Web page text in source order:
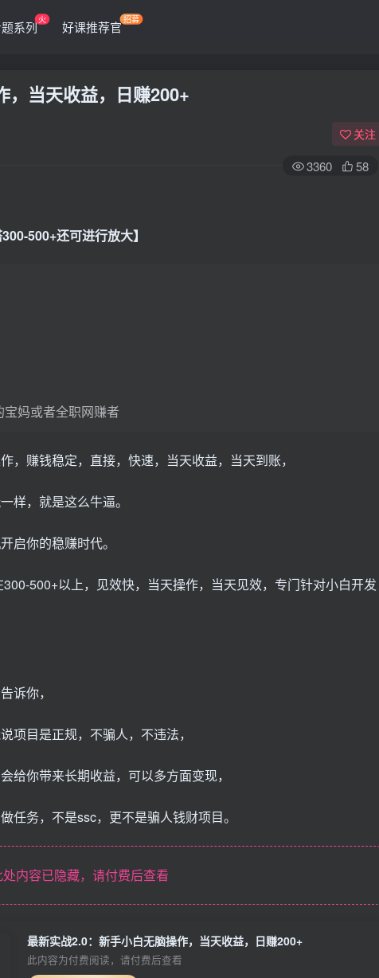
系列火 好课推荐官招募
，当天收益，日赚200+
关注
3360 58
500+还可进行放大】
妈或者全职网赚者
，赚钱稳定，直接，快速，当天收益，当天到账，
样，就是这么牛逼。
启你的稳赚时代。
500+以上，见效快，当天操作，当天见效，专门针对小白开发
诉你，
项目是正规，不骗人，不违法，
给你带来长期收益，可以多方面变现，
任务，不是ssc，更不是骗人钱财项目。
处内容已隐藏，请付费后查看
最新实战2.0：新手小白无脑操作，当天收益，日赚200+
此内容为付费阅读，请付费后查看